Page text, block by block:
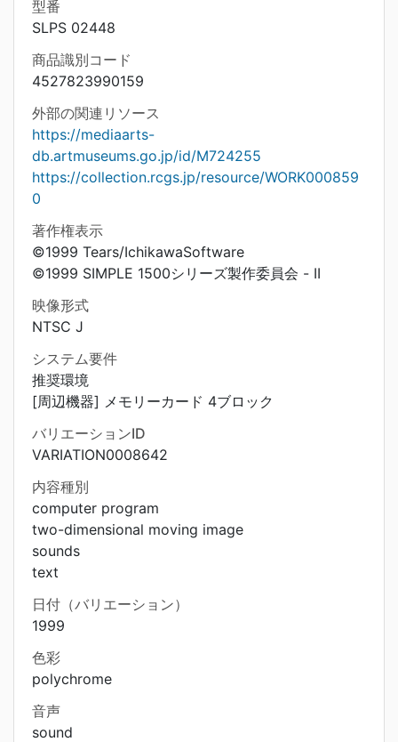
型番
SLPS 02448
商品識別コード
4527823990159
外部の関連リソース
https://mediaarts-
db.artmuseums.go.jp/id/M724255
https://collection.rcgs.jp/resource/WORK000859
0
著作権表示
©1999 Tears/IchikawaSoftware
©1999 SIMPLE 1500シリーズ製作委員会 - II
映像形式
NTSC J
システム要件
推奨環境
[周辺機器] メモリーカード 4ブロック
バリエーションID
VARIATION0008642
内容種別
computer program
two-dimensional moving image
sounds
text
日付（バリエーション）
1999
色彩
polychrome
音声
sound